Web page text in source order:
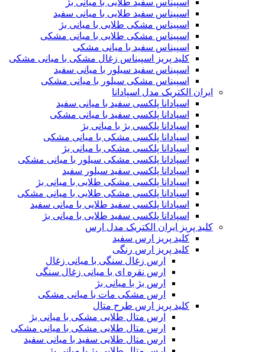
اسپیناس سفید طلایی با میانی سفید
اسپیناس مشکی طلایی با میانی بژ
اسپیناس مشکی طلایی با میانی مشکی
اسپیناس سفید با میانی مشکی
کلید پریز اسپیناس زغال مشکی با میانی مشکی
اسپیناس سفید سیلور با میانی سفید
اسپیناس مشکی سیلور با میانی مشکی
ایران الکتریک مدل اسپادانا
اسپادانا پلکسی سفید با میانی سفید
اسپادانا پلکسی سفید با میانی مشکی
اسپادانا پلکسی بژ با میانی بژ
اسپادانا پلکسی مشکی با میانی مشکی
اسپادانا پلکسی مشکی با میانی بژ
اسپادانا پلکسی مشکی سیلور با میانی مشکی
اسپادانا پلکسی سفید سیلور سفید
اسپادانا پلکسی مشکی طلایی با میانی بژ
اسپادانا پلکسی مشکی طلایی با میانی مشکی
اسپادانا پلکسی سفید طلایی با میانی سفید
اسپادانا پلکسی سفید طلایی با میانی بژ
کلید پریز ایران الکتریک مدل ارس
کلید پریز ارس سفید
کلید پریز ارس رنگی
ارس زغال سنگی با میانی زغال
ارس نقره ای با میانی زغال سنگی
ارس بژ با میانی بژ
ارس مشکی مات با میانی مشکی
کلید پریز ارس طرح متال
ارس متال طلایی مشکی با میانی بژ
ارس متال طلایی مشکی با میانی مشکی
ارس متال طلایی سفید با میانی سفید